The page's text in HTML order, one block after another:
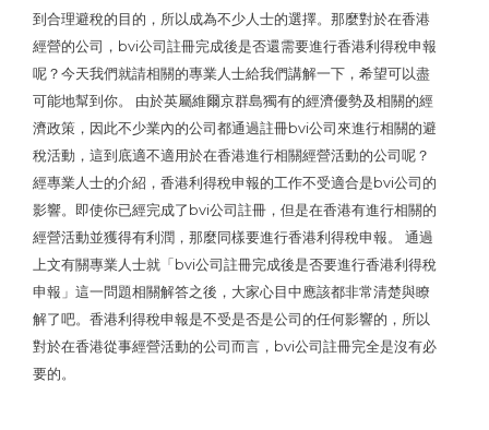
到合理避稅的目的，所以成為不少人士的選擇。那麼對於在香港
經營的公司，bvi公司註冊完成後是否還需要進行香港利得稅申報
呢？今天我們就請相關的專業人士給我們講解一下，希望可以盡
可能地幫到你。 由於英屬維爾京群島獨有的經濟優勢及相關的經
濟政策，因此不少業內的公司都通過註冊bvi公司來進行相關的避
稅活動，這到底適不適用於在香港進行相關經營活動的公司呢？
經專業人士的介紹，香港利得稅申報的工作不受適合是bvi公司的
影響。即使你已經完成了bvi公司註冊，但是在香港有進行相關的
經營活動並獲得有利潤，那麼同樣要進行香港利得稅申報。 通過
上文有關專業人士就「bvi公司註冊完成後是否要進行香港利得稅
申報」這一問題相關解答之後，大家心目中應該都非常清楚與瞭
解了吧。香港利得稅申報是不受是否是公司的任何影響的，所以
對於在香港從事經營活動的公司而言，bvi公司註冊完全是沒有必
要的。